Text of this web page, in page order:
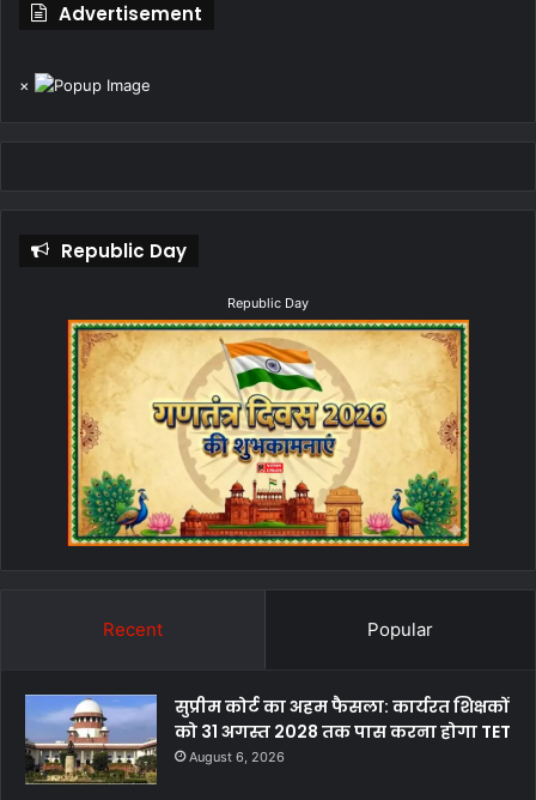
Advertisement
×
Republic Day
Republic Day
Recent Popular
सुप्रीम कोर्ट का अहम फैसला: कार्यरत शिक्षकों
को 31 अगस्त 2028 तक पास करना होगा TET
August 6, 2026